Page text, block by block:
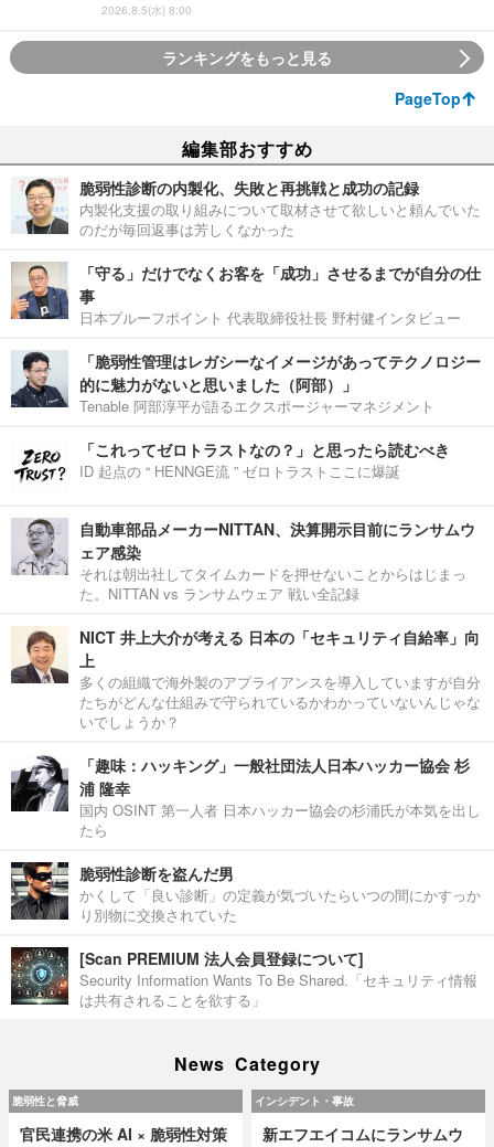
2026.8.5(水) 8:00
ランキングをもっと見る
PageTop
編集部おすすめ
脆弱性診断の内製化、失敗と再挑戦と成功の記録
内製化支援の取り組みについて取材させて欲しいと頼んでいた
のだが毎回返事は芳しくなかった
「守る」だけでなくお客を「成功」させるまでが自分の仕
事
日本プルーフポイント 代表取締役社長 野村健インタビュー
「脆弱性管理はレガシーなイメージがあってテクノロジー
的に魅力がないと思いました（阿部）」
Tenable 阿部淳平が語るエクスポージャーマネジメント
「これってゼロトラストなの？」と思ったら読むべき
ID 起点の “ HENNGE流 ” ゼロトラストここに爆誕
自動車部品メーカーNITTAN、決算開示目前にランサムウ
ェア感染
それは朝出社してタイムカードを押せないことからはじまっ
た。NITTAN vs ランサムウェア 戦い全記録
NICT 井上大介が考える 日本の「セキュリティ自給率」向
上
多くの組織で海外製のアプライアンスを導入していますが自分
たちがどんな仕組みで守られているかわかっていないんじゃな
いでしょうか？
「趣味：ハッキング」一般社団法人日本ハッカー協会 杉
浦 隆幸
国内 OSINT 第一人者 日本ハッカー協会の杉浦氏が本気を出し
たら
脆弱性診断を盗んだ男
かくして「良い診断」の定義が気づいたらいつの間にかすっか
り別物に交換されていた
[Scan PREMIUM 法人会員登録について]
Security Information Wants To Be Shared.「セキュリティ情報
は共有されることを欲する」
News Category
脆弱性と脅威
官民連携の米 AI × 脆弱性対策
インシデント・事故
新エフエイコムにランサムウ